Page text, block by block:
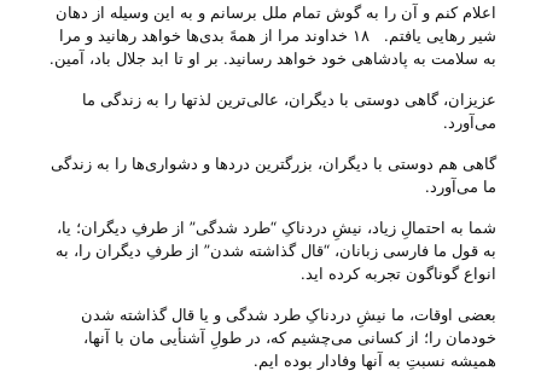
اعلام کنم و آن را به گوش تمام ملل برسانم و به این وسیله از دهان
شیر رهایی یافتم‌. ۱۸ خداوند مرا از همهً بدی‌ها خواهد رهانید و مرا
به سلامت به پادشاهی خود خواهد رسانید‌. بر او تا ابد جلال باد، آمین‌.
عزیزان، گاهی دوستی با دیگران، عالی‌ترین لذتها را به زندگی ما
می‌‌آورد.
گاهی هم دوستی با دیگران، بزرگترین دردها و دشواری‌ها را به زندگی
ما می‌‌آورد.
شما به احتمالِ زیاد، نیشِ دردناکِ “طرد شدگی” از طرفِ دیگران؛ یا،
به قول ما فارسی زبانان، “قال گذاشته شدن” از طرفِ دیگران را، به
انواع گوناگون تجربه کرده اید.
بعضی اوقات، ما نیشِ دردناکِ طرد شدگی و یا قال گذاشته شدن
خودمان را؛ از کسانی می‌‌چشیم که، در طولِ آشنأیی مان با آنها،
همیشه نسبتِ به آنها وفادار بوده ایم.